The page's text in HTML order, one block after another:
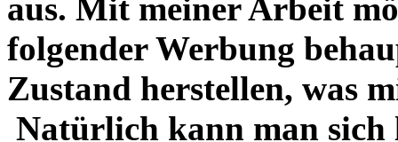
aus. Mit meiner Arbeit
folgender Werbung
Zustand herstellen, was
Natürlich kann man sich